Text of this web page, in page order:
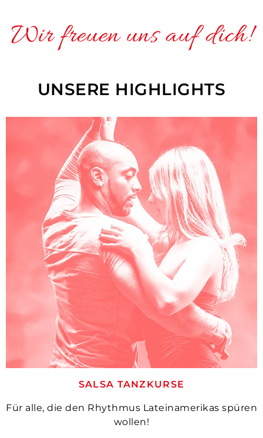
Wir freuen uns auf dich!
UNSERE HIGHLIGHTS
SALSA TANZKURSE
Für alle, die den Rhythmus Lateinamerikas spüren
wollen!